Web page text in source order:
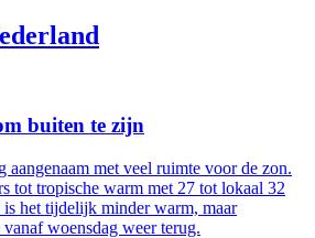
buiten te zijn
aangenaam met veel ruimte voor de zon.
tot tropische warm met 27 tot lokaal 32
is het tijdelijk minder warm, maar
woensdag weer terug.